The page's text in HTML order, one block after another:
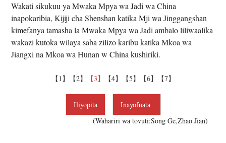
Wakati sikukuu ya Mwaka Mpya wa Jadi wa China
inapokaribia, Kijiji cha Shenshan katika Mji wa Jinggangshan
kimefanya tamasha la Mwaka Mpya wa Jadi ambalo liliwaalika
wakazi kutoka wilaya saba zilizo karibu katika Mkoa wa
Jiangxi na Mkoa wa Hunan w China kushiriki.
【1】 【2】 【3】 【4】 【5】 【6】 【7】
Iliyopita
Inayofuata
(Wahariri wa tovuti:Song Ge,Zhao Jian)